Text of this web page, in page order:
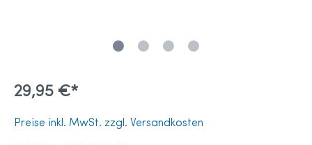
29,95 €*
Preise inkl. MwSt. zzgl. Versandkosten